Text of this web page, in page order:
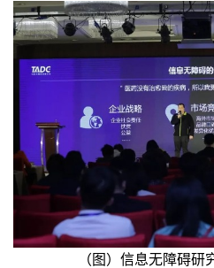
（图）信息无障碍研